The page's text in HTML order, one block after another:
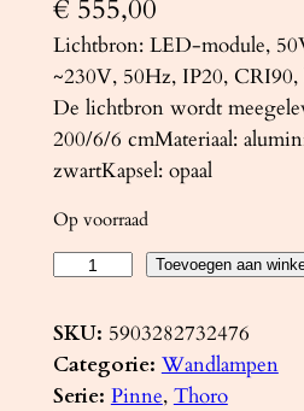
€ 555,00
Lichtbron: LED-module,
~230V, 50Hz, IP20, CRI90,
De lichtbron wordt
200/6/6 cmMateriaal:
zwartKapsel: opaal
Op voorraad
n
d
l
Toevoegen aan
SKU: 5903282732476
Categorie: Wandlampen
Serie: Pinne, Thoro